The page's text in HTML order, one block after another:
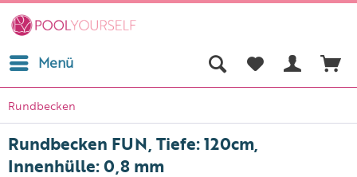
Menü
Rundbecken
Rundbecken FUN, Tiefe: 120cm,
Innenhülle: 0,8 mm